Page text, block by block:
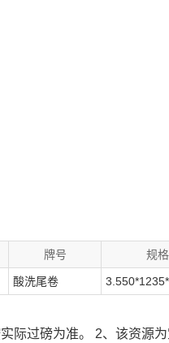
牌号 规格
酸洗尾卷
际过磅为准。 2、该资源